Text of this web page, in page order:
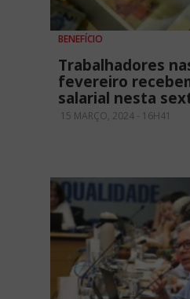
BENEFÍCIO
Trabalhadores
fevereiro
salarial nesta
15 MARÇO, 2024 - 16H41